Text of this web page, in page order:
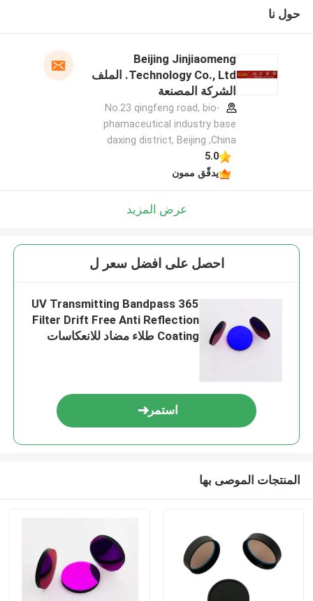
حول نا
Beijing Jinjiaomeng
Technology Co., Ltd. الملف
الشركة المصنعة
No.23 qingfeng road, bio-
phamaceutical industry base
daxing district, Beijing ,China
5.0
يدقّق ممون
عرض المزيد
احصل على افضل سعر ل
365 UV Transmitting Bandpass
Filter Drift Free Anti Reflection
Coating طلاء مضاد للانعكاسات
استمر
المنتجات الموصى بها